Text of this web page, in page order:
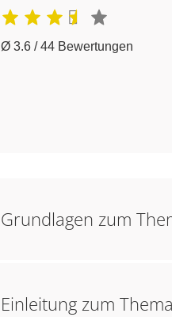
Ø 3.6 / 44 Bewertungen
Grundlagen zum
Einleitung zum Thema